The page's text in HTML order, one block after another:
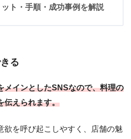
ト・手順・成功事例を解説
る
メインとしたSNSなので、料理の
伝えられます。
欲を呼び起こしやすく、店舗の魅